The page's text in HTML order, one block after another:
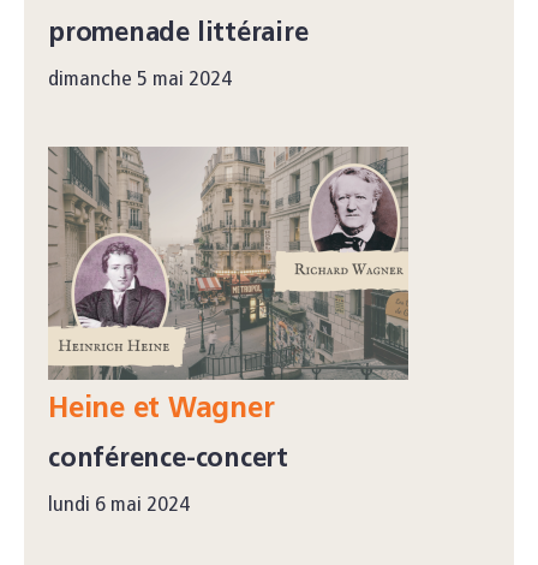
promenade littéraire
dimanche 5 mai 2024
Heine et Wagner
conférence-concert
lundi 6 mai 2024